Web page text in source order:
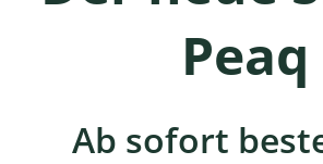
Peaq
Ab sofort